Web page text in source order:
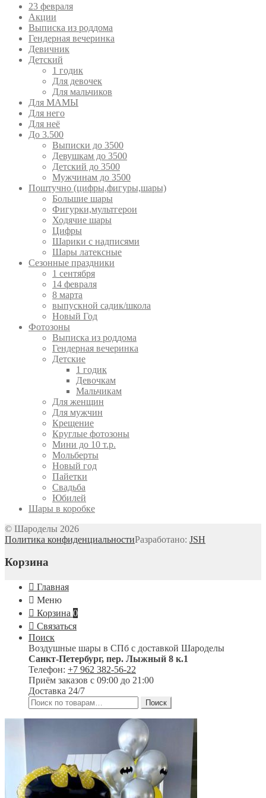
23 февраля
Акции
Выписка из роддома
Гендерная вечеринка
Девичник
Детский
1 годик
Для девочек
Для мальчиков
Для МАМЫ
Для него
Для неё
До 3.500
Выписки до 3500
Девушкам до 3500
Детский до 3500
Мужчинам до 3500
Поштучно (цифры,фигуры,шары)
Большие шары
Фигурки,мультгерои
Ходячие шары
Цифры
Шарики с надписями
Шары латексные
Сезонные праздники
1 сентября
14 февраля
8 марта
выпускной садик/школа
Новый Год
Фотозоны
Выписка из роддома
Гендерная вечеринка
Детские
1 годик
Девочкам
Мальчикам
Для женщин
Для мужчин
Крещение
Круглые фотозоны
Мини до 10 т.р.
Мольберты
Новый год
Пайетки
Свадьба
Юбилей
Шары в коробке
© Шароделы 2026
Политика конфиденциальностиРазработано: JSH
Корзина
Главная
Меню
Корзина 0
Связаться
Поиск
Воздушные шары в СПб с доставкой Шароделы
Санкт-Петербург, пер. Лыжный 8 к.1
Телефон: +7 962 382-56-22
Приём заказов с 09:00 до 21:00
Доставка 24/7
Искать:
Поиск